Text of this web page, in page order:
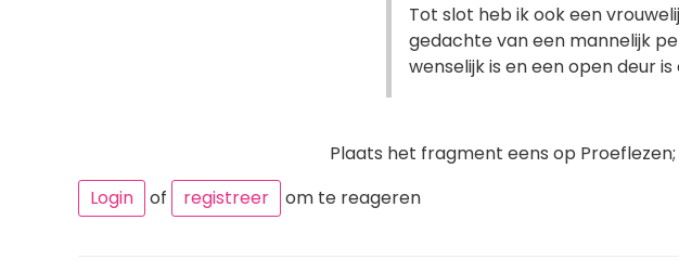
Tot slot heb ik ook een
gedachte van een mannelijk
wenselijk is en een open deur
Plaats het fragment eens op
Login
of registreer om te reageren